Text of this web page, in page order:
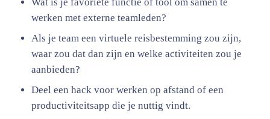
werken met externe teamleden?
Als je team een virtuele reisbestemming zou zijn,
waar zou dat dan zijn en welke activiteiten zou je
aanbieden?
Deel een hack voor werken op afstand of een
productiviteitsapp die je nuttig vindt.